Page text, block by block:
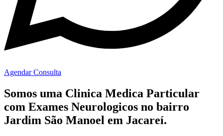
Agendar Consulta
Somos uma Clinica Medica Particular
com Exames Neurologicos no bairro
Jardim São Manoel em Jacareí.